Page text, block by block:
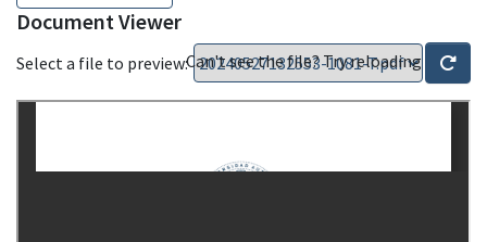
Document Viewer
Select a file to preview:Can't see the file? Try reloading